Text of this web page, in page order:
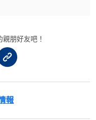
朋好友吧！
報